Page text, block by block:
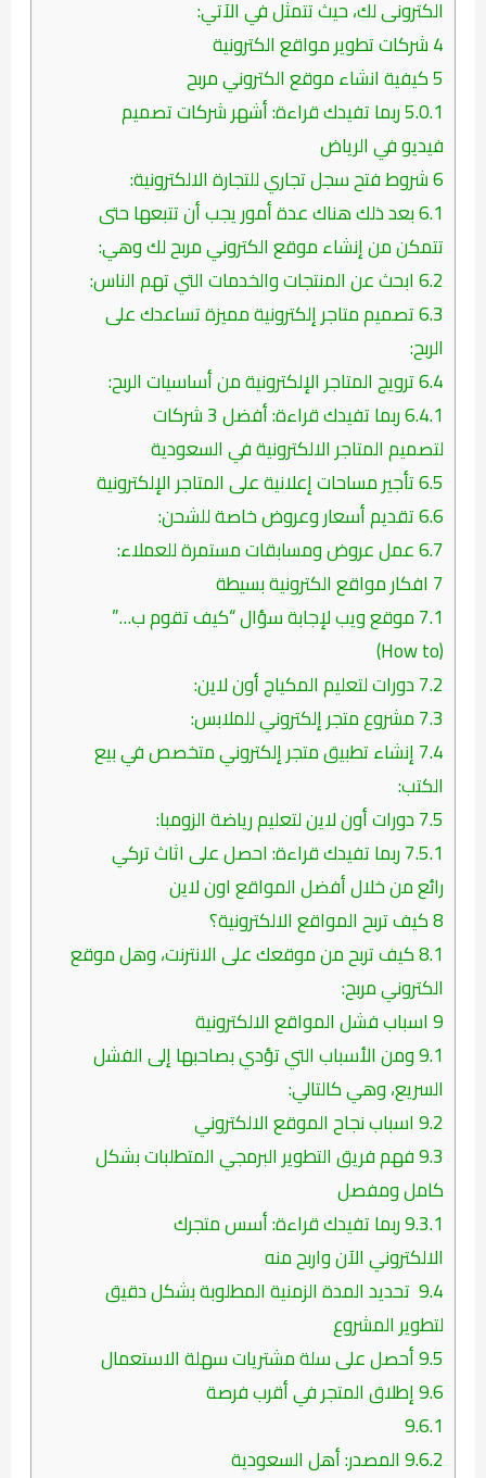
الكترونى لك، حيث تتمثل في الآتي:
4شركات تطوير مواقع الكترونية
5كيفية انشاء موقع الكتروني مربح
5.0.1ربما تفيدك قراءة: أشهر شركات تصميم
فيديو في الرياض
6شروط فتح سجل تجاري للتجارة الالكترونية:
6.1بعد ذلك هناك عدة أمور يجب أن تتبعها حتى
تتمكن من إنشاء موقع الكتروني مربح لك وهي:
6.2ابحث عن المنتجات والخدمات التي تهم الناس:
6.3تصميم متاجر إلكترونية مميزة تساعدك على
الربح:
6.4ترويج المتاجر الإلكترونية من أساسيات الربح:
6.4.1
ربما تفيدك قراءة: أفضل 3 شركات
لتصميم المتاجر الالكترونية في السعودية
6.5تأجير مساحات إعلانية على المتاجر الإلكترونية
6.6تقديم أسعار وعروض خاصة للشحن:
6.7عمل عروض ومسابقات مستمرة للعملاء:
7 افكار مواقع الكترونية بسيطة
7.1موقع ويب لإجابة سؤال “كيف تقوم ب…”
(How to)
7.2دورات لتعليم المكياج أون لاين:
7.3مشروع متجر إلكتروني للملابس:
7.4إنشاء تطبيق متجر إلكتروني متخصص في بيع
الكتب:
7.5دورات أون لاين لتعليم رياضة الزومبا:
7.5.1ربما تفيدك قراءة: احصل على اثاث تركي
رائع من خلال أفضل المواقع اون لاين
8كيف تربح المواقع الالكترونية؟
8.1كيف تربح من موقعك على الانترنت، وهل موقع
الكتروني مربح:
9اسباب فشل المواقع الالكترونية
9.1ومن الأسباب التي تؤدي بصاحبها إلى الفشل
السريع، وهي كالتالي:
9.2اسباب نجاح الموقع الالكتروني
9.3فهم فريق التطوير البرمجي المتطلبات بشكل
كامل ومفصل
9.3.1ربما تفيدك قراءة: أسس متجرك
الالكتروني الآن واربح منه
9.4تحديد المدة الزمنية المطلوبة بشكل دقيق
لتطوير المشروع
9.5أحصل على سلة مشتريات سهلة الاستعمال
9.6إطلاق المتجر في أقرب فرصة
9.6.1
9.6.2المصدر: أهل السعودية